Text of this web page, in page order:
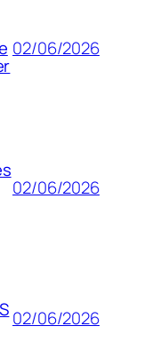
02/06/2026
02/06/2026
02/06/2026